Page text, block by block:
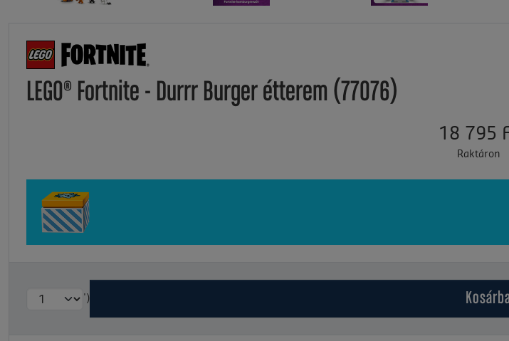
LEGO® Fortnite - Durrr Burger étterem (77076)
18 795
Raktáron
')